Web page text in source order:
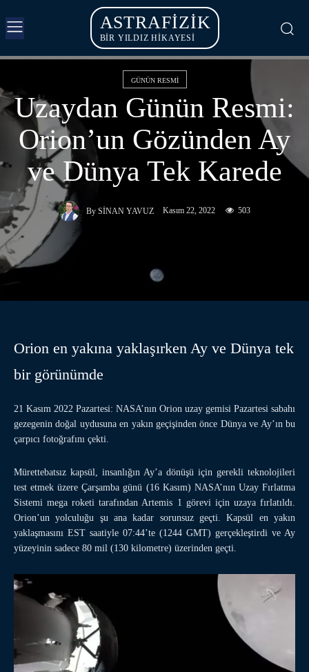
ASTRAFIZIK
BİR YILDIZ HİKAYESİ
GÜNÜN RESMI
Uzaydan Günün Resmi:
Orion’un Gözünden Ay
ve Dünya Tek Karede
By SINAN YAVUZ Kasım 22, 2022 503
Orion en yakına yaklaşırken Ay ve Dünya tek
bir görünümde
21 Kasım 2022 Pazartesi: NASA’nın Orion uzay gemisi Pazartesi sabahı
gezegenin doğal uydusuna en yakın geçişinden önce Dünya ve Ay’ın bu
çarpıcı fotoğrafını çekti.
Mürettebatsız kapsül, insanlığın Ay’a dönüşü için gerekli teknolojileri
test etmek üzere Çarşamba günü (16 Kasım) NASA’nın Uzay Fırlatma
Sistemi mega roketi tarafından Artemis 1 görevi için uzaya fırlatıldı.
Orion’un yolculuğu şu ana kadar sorunsuz geçti. Kapsül en yakın
yaklaşmasını EST saatiyle 07:44’te (1244 GMT) gerçekleştirdi ve Ay
yüzeyinin sadece 80 mil (130 kilometre) üzerinden geçti.